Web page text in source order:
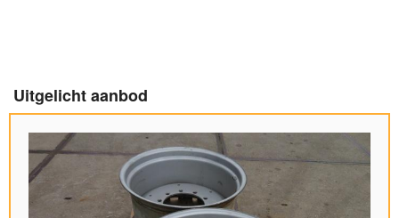
Uitgelicht aanbod